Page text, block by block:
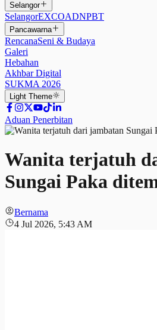
Selangor
SelangorEXCOADNPBT
Pancawarna
RencanaSeni & Budaya
Galeri
Hebahan
Akhbar Digital
SUKMA 2026
Light Theme
Aduan Penerbitan
Wanita terjatuh
Sungai Paka
Bernama
4 Jul 2026, 5:43 AM